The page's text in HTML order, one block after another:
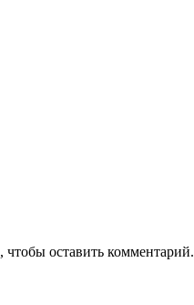
, чтобы оставить комментарий.